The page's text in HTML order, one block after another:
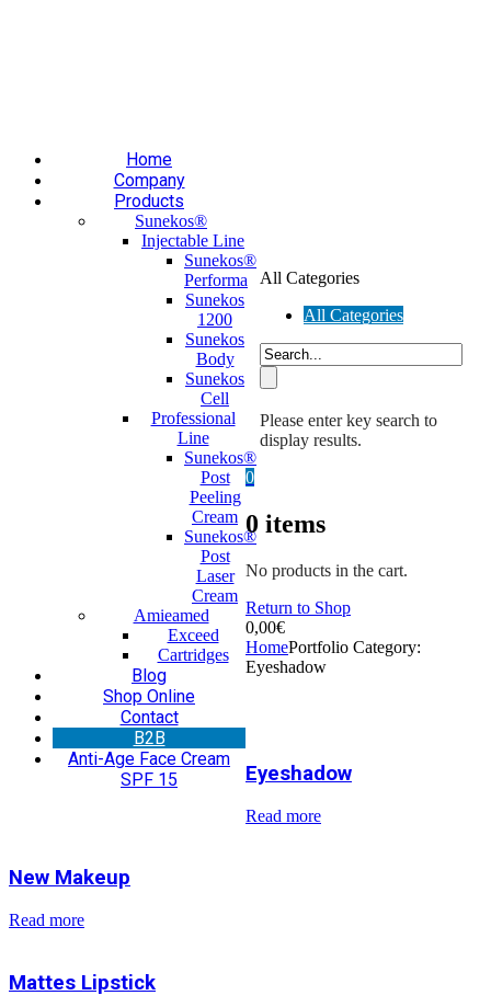
Home
Company
Products
Sunekos®
Injectable Line
Sunekos®
Performa
Sunekos
1200
Sunekos
Body
Sunekos
Cell
Professional
Line
Sunekos®
Post
Peeling
Cream
Sunekos®
Post
Laser
Cream
Amieamed
Exceed
Cartridges
Blog
Shop Online
Contact
Β2Β
Anti-Age Face Cream
SPF 15
All Categories
All Categories
Please enter key search to
display results.
0
0 items
No products in the cart.
Return to Shop
0,00€
HomePortfolio Category:
Eyeshadow
Eyeshadow
Read more
New Makeup
Read more
Mattes Lipstick